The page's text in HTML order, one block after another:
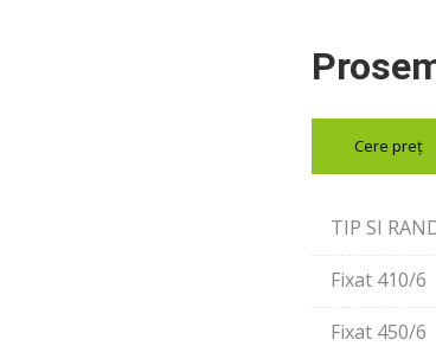
Cere preț
TIP SI
Fixat 410/6
Fixat 450/6